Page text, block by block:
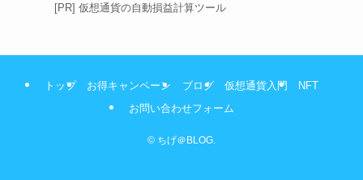
[PR] 仮想通貨の自動損益計算ツール
トップ お得キャンペーン ブログ 仮想通貨入門
NFT
お問い合わせフォーム
© ちげ＠BLOG.